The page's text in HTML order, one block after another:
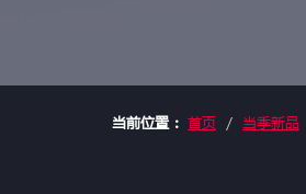
当前位置： 首页 当季新品